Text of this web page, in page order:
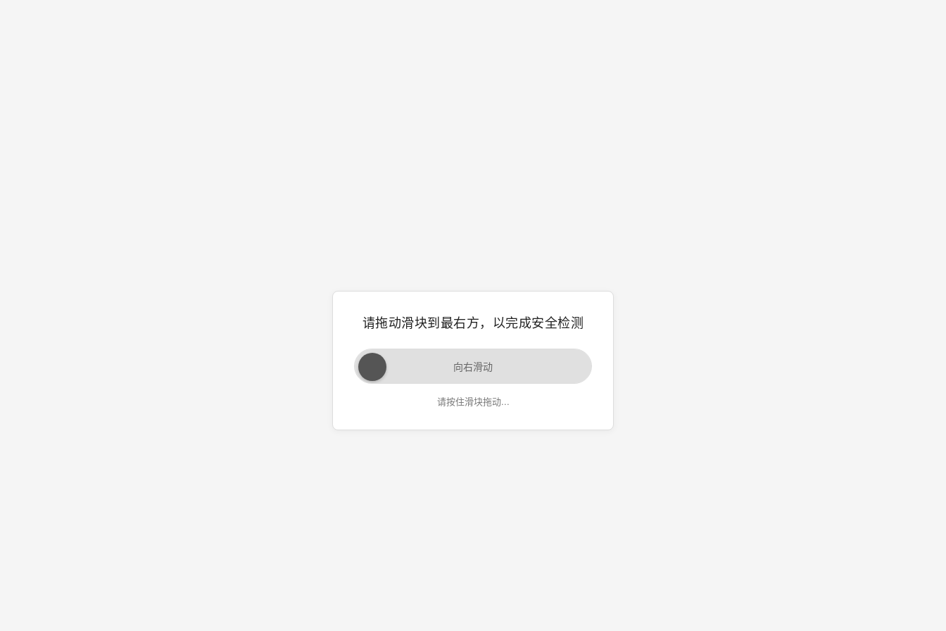
请拖动滑块到最右方，以完成安全检测
向右滑动
请按住滑块拖动...